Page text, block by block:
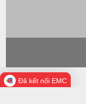
Đã kết nối EMC